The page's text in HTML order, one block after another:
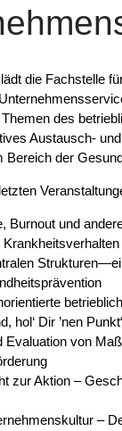
die Fachstelle
des
Austausch-
Bereich der
Burnout und
hol‘ Dir ’nen
Evaluation von
zur Aktion –
–